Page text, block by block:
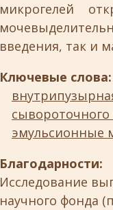
микрогелей
введения, так и
Ключевые слова:
сывороточного
эмульсионные
Благодарности:
Исследование
научного фонда